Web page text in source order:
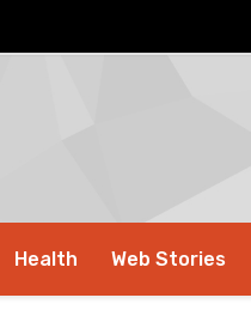
Health Web Stories